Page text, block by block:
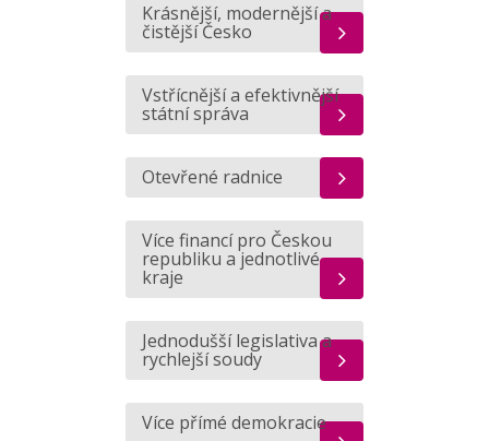
Krásnější, modernější a
čistější Česko
Vstřícnější a efektivnější
státní správa
Otevřené radnice
Více financí pro Českou
republiku a jednotlivé
kraje
Jednodušší legislativa a
rychlejší soudy
Více přímé demokracie